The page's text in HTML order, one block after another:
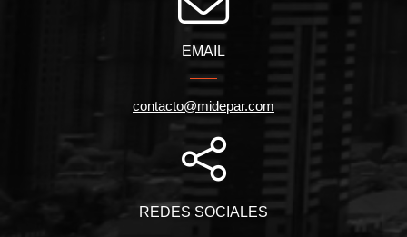
EMAIL
contacto@midepar.com
REDES SOCIALES